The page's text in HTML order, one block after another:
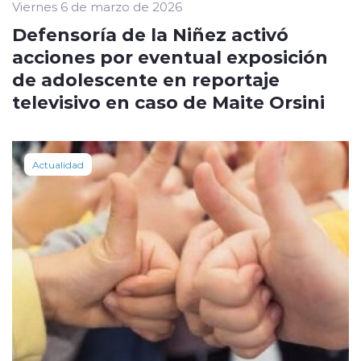
Viernes 6 de marzo de 2026
Defensoría de la Niñez activó
acciones por eventual exposición
de adolescente en reportaje
televisivo en caso de Maite Orsini
Actualidad